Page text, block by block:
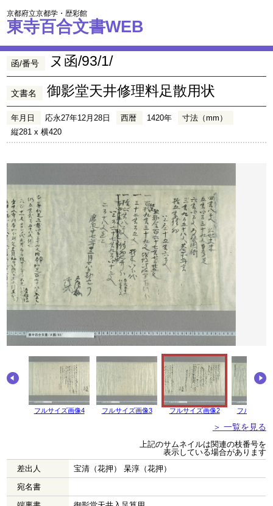
京都府立京都学・歴彩館
東寺百合文書WEB
函/番号 ヌ函/93/1/
文書名 御影堂天井修理料足散用状
年月日 応永27年12月28日 西暦 1420年
寸法（mm）
縦281 x 横420
フルサイズ画像4 フルサイズ画像3 フルサイズ画像2 フルサイズ
＞ 一覧を見る
上記のサムネイルは関連の枝番号を
表示している場合があります
差出人
宝清（花押） 杲淳（花押）
宛名書